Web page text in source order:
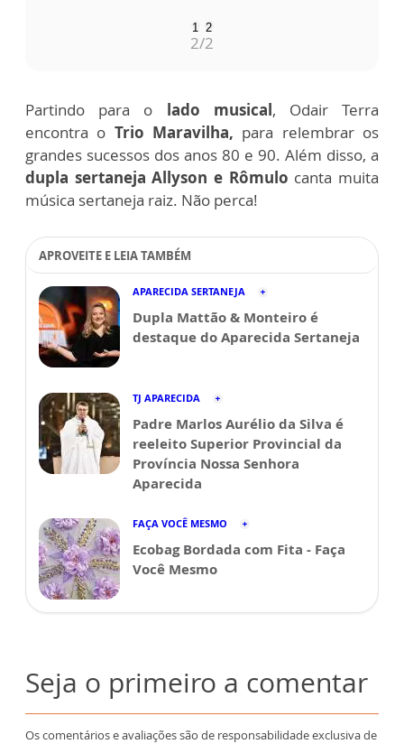
1 2
2/2
Partindo para o lado musical, Odair Terra
encontra o Trio Maravilha, para relembrar os
grandes sucessos dos anos 80 e 90. Além disso, a
dupla sertaneja Allyson e Rômulo canta muita
música sertaneja raiz. Não perca!
APROVEITE E LEIA TAMBÉM
APARECIDA SERTANEJA
Dupla Mattão & Monteiro é
destaque do Aparecida Sertaneja
TJ APARECIDA
Padre Marlos Aurélio da Silva é
reeleito Superior Provincial da
Província Nossa Senhora
Aparecida
FAÇA VOCÊ MESMO
Ecobag Bordada com Fita - Faça
Você Mesmo
Seja o primeiro a comentar
Os comentários e avaliações são de responsabilidade exclusiva de